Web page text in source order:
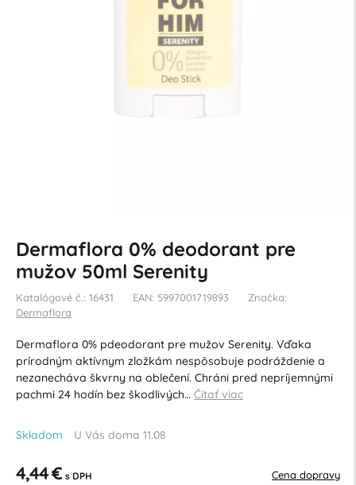
Dermaflora 0% deodorant pre
mužov 50ml Serenity
Katalógové č.: 16431 EAN: 5997001719893
Značka:
Dermaflora
Dermaflora 0% pdeodorant pre mužov Serenity. Vďaka
prírodným aktívnym zložkám nespôsobuje podráždenie a
nezanecháva škvrny na oblečení. Chráni pred nepríjemnými
pachmi 24 hodín bez škodlivých… Čítať viac
Skladom U Vás doma 11.08
4,44 € s DPH Cena dopravy